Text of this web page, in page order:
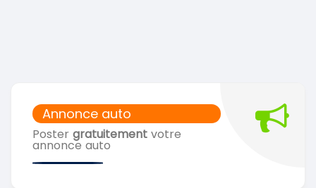
Annonce auto
Poster gratuitement votre
annonce auto